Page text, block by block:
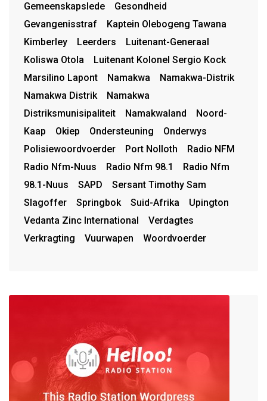
Gemeenskapslede
Gesondheid
Gevangenisstraf
Kaptein Olebogeng Tawana
Kimberley
Leerders
Luitenant-Generaal
Koliswa Otola
Luitenant Kolonel Sergio Kock
Marsilino Lapont
Namakwa
Namakwa-Distrik
Namakwa Distrik
Namakwa
Distriksmunisipaliteit
Namakwaland
Noord-
Kaap
Okiep Ondersteuning
Onderwys
Polisiewoordvoerder
Port Nolloth
Radio NFM
Radio Nfm-Nuus
Radio Nfm 98.1
Radio Nfm
98.1-Nuus
SAPD
Sersant Timothy Sam
Slagoffer
Springbok Suid-Afrika
Upington
Vedanta Zinc International
Verdagtes
Verkragting
Vuurwapen Woordvoerder